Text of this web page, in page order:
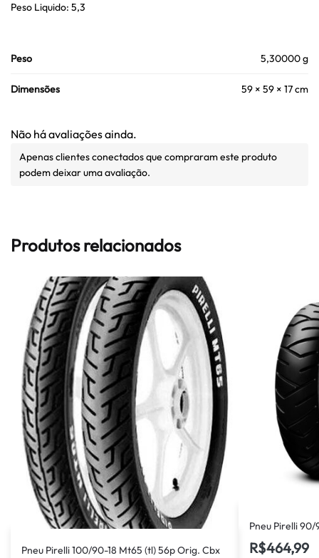
Peso Liquido: 5,3
Peso 5,30000 g
Dimensões 59 × 59 × 17 cm
Não há avaliações ainda.
Apenas clientes conectados que compraram este produto
podem deixar uma avaliação.
Produtos relacionados
Pneu Pirelli 100/90-18 Mt65 (tl) 56p Orig. Cbx
Pneu Pirelli 90/
R$464,99